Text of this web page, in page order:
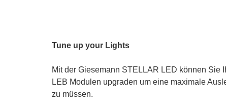
Tune up your Lights
Mit der Giesemann STELLAR LED können Sie
LEB Modulen upgraden um eine maximale
zu müssen.